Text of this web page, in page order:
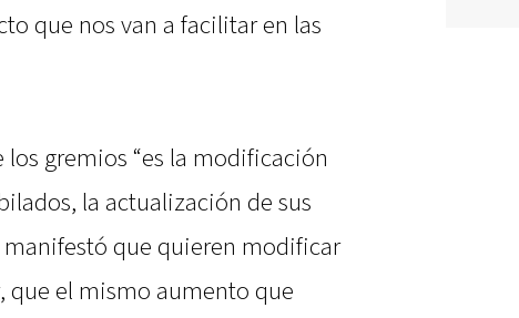
que nos van a facilitar en las
gremios “es la modificación
la actualización de sus
que quieren modificar
que el mismo aumento que